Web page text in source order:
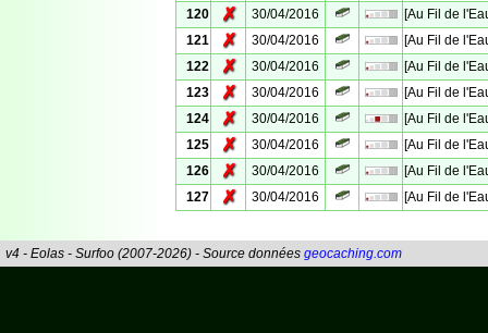
120
✗ 30/04/2016
[Au Fil de
121
✗ 30/04/2016
[Au Fil de
122
✗ 30/04/2016
[Au Fil de
123
✗ 30/04/2016
[Au Fil de
124
✗ 30/04/2016
[Au Fil de
125
✗ 30/04/2016
[Au Fil de
126
✗ 30/04/2016
[Au Fil de
127
✗ 30/04/2016 [Au Fil de
v4 - Eolas - Surfoo (2007-2026) - Source données geocaching.com